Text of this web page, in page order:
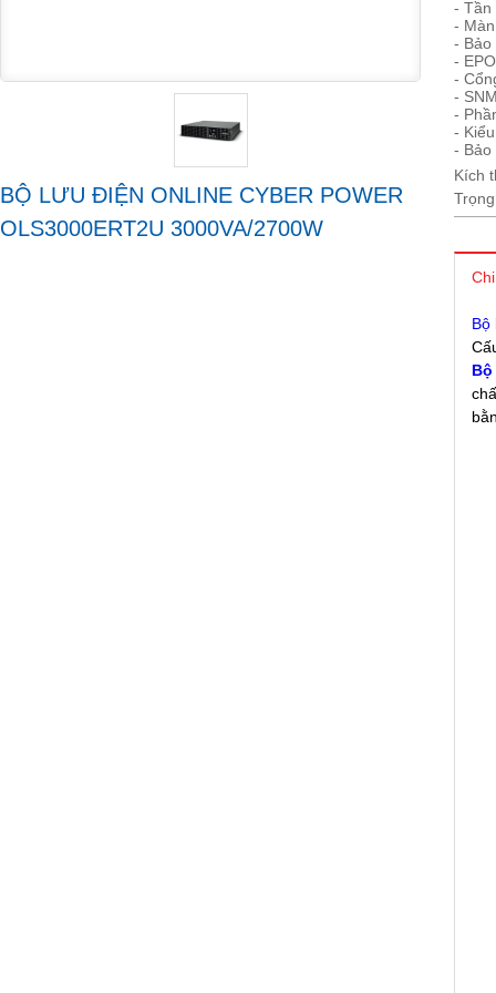
BỘ LƯU ĐIỆN ONLINE CYBER POWER
OLS3000ERT2U 3000VA/2700W
- Tần
-
- Bảo
-
-
-
-
-
- Bảo
Kích
Bộ